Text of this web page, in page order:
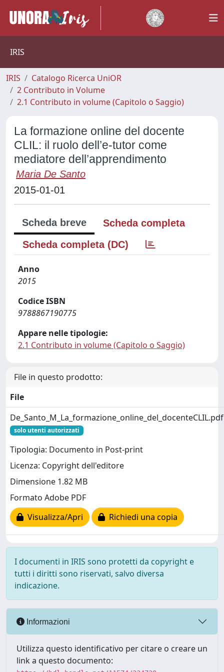
IRIS
IRIS
Catalogo Ricerca UniOR
2 Contributo in Volume
2.1 Contributo in volume (Capitolo o Saggio)
La formazione online del docente
CLIL: il ruolo dell’e-tutor come
mediatore dell’apprendimento
Maria De Santo
2015-01-01
Scheda breve
Scheda completa
Scheda completa (DC)
Anno
2015
Codice ISBN
9788867190775
Appare nelle tipologie:
2.1 Contributo in volume (Capitolo o Saggio)
File in questo prodotto:
File
De_Santo_M_La_formazione_online_del_docenteCLIL.pdf
solo utenti autorizzati
Tipologia: Documento in Post-print
Licenza: Copyright dell'editore
Dimensione 1.82 MB
Formato Adobe PDF
Visualizza/Apri
Richiedi una copia
I documenti in IRIS sono protetti da copyright e
tutti i diritti sono riservati, salvo diversa
indicazione.
Informazioni
Utilizza questo identificativo per citare o creare un
link a questo documento: